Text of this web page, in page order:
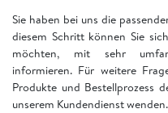
Sie haben bei uns die
diesem Schritt können Sie
möchten, mit sehr
informieren. Für weitere
Produkte und Bestellprozess
unserem Kundendienst wenden.